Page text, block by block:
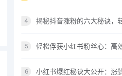
4
5
6